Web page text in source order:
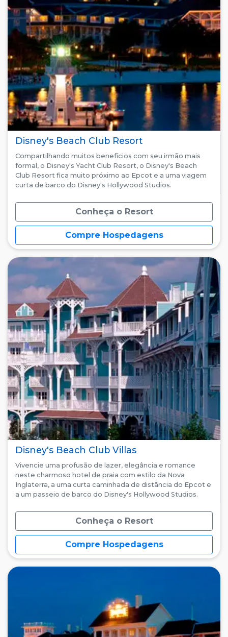
Disney's Beach Club Resort
Compartilhando muitos benefícios com seu irmão mais
formal, o Disney's Yacht Club Resort, o Disney's Beach
Club Resort fica muito próximo ao Epcot e a uma viagem
curta de barco do Disney's Hollywood Studios.
Conheça o Resort
Compre Hospedagens
Disney's Beach Club Villas
Vivencie uma profusão de lazer, elegância e romance
neste charmoso hotel de praia com estilo da Nova
Inglaterra, a uma curta caminhada de distância do Epcot e
a um passeio de barco do Disney's Hollywood Studios.
Conheça o Resort
Compre Hospedagens